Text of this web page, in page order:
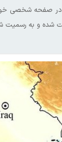
در صفحه شخصی
شده و به رسمیت